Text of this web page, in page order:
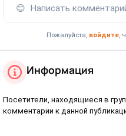
😊 Написать
Пожалуйста, войдите,
Информация
Посетители, находящиеся в
комментарии к данной